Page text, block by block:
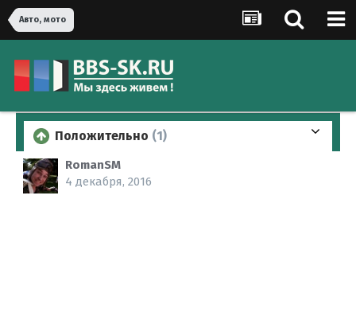
Авто, мото
Положительно (1)
RomanSM
4 декабря, 2016